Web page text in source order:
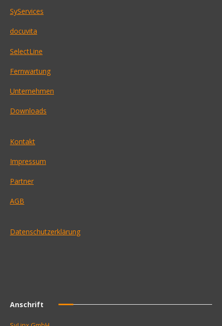
SyServices
docuvita
SelectLine
Fernwartung
Unternehmen
Downloads
Kontakt
Impressum
Partner
AGB
Datenschutzerklärung
Anschrift